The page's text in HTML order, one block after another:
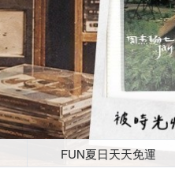
FUN夏日天天免運